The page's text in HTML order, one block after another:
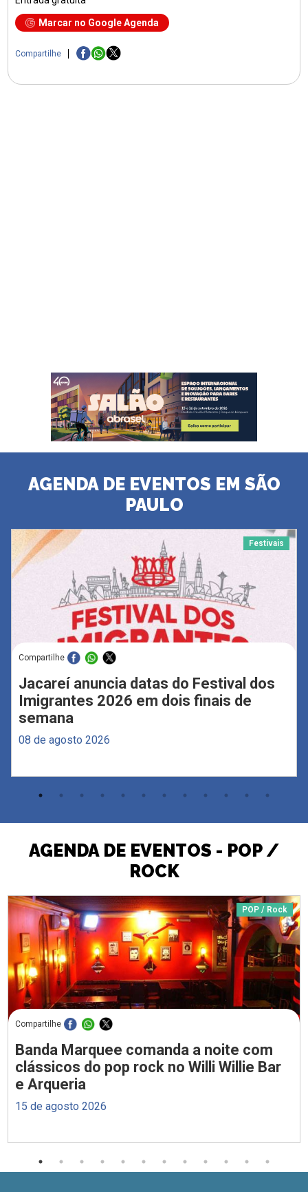
Marcar no Google Agenda
Compartilhe
AGENDA DE EVENTOS EM SÃO
PAULO
Festivais
Compartilhe
Jacareí anuncia datas do Festival dos
Imigrantes 2026 em dois finais de
semana
08 de agosto 2026
AGENDA DE EVENTOS - POP /
ROCK
POP / Rock
Compartilhe
Banda Marquee comanda a noite com
clássicos do pop rock no Willi Willie Bar
e Arqueria
15 de agosto 2026